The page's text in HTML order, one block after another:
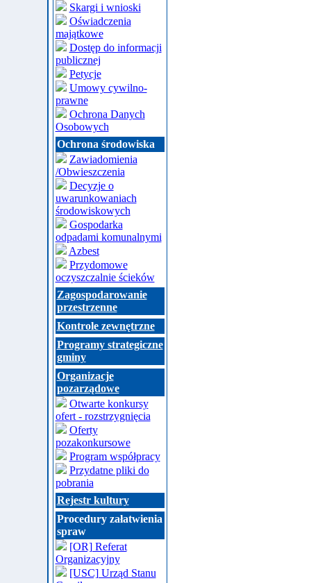
Skargi i wnioski
Oświadczenia
majątkowe
Dostęp do informacji
publicznej
Petycje
Umowy cywilno-
prawne
Ochrona Danych
Osobowych
Ochrona środowiska
Zawiadomienia
/Obwieszczenia
Decyzje o
uwarunkowaniach
środowiskowych
Gospodarka
odpadami komunalnymi
Azbest
Przydomowe
oczyszczalnie ścieków
Zagospodarowanie
przestrzenne
Kontrole zewnętrzne
Programy strategiczne
gminy
Organizacje
pozarządowe
Otwarte konkursy
ofert - rozstrzygnięcia
Oferty
pozakonkursowe
Program współpracy
Przydatne pliki do
pobrania
Rejestr kultury
Procedury załatwienia
spraw
[OR] Referat
Organizacyjny
[USC] Urząd Stanu